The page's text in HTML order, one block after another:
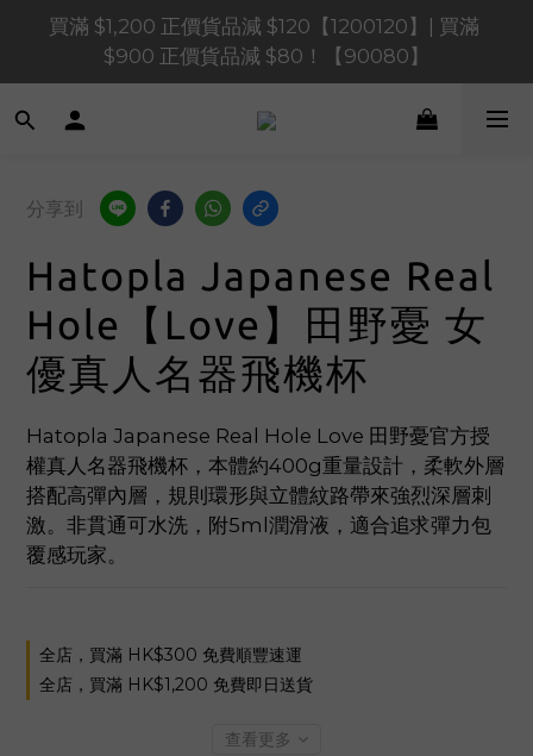
買滿 $1,200 正價貨品減 $120【1200120】| 買滿
$900 正價貨品減 $80！【90080】
買滿 $1,200 正價貨品減 $120【1200120】| 買滿
$900 正價貨品減 $80！【90080】
買滿 $600 正價貨品減 $40【60040】| 買滿 $400 正
📢 系統維護通知 – SHOPLINE Payments FPS將於
2026 年 8 月 9 日（日）凌晨 01:00 至 11:00 暫停交易
買滿 $1,200 正價貨品減 $120【1200120】| 買滿
$900 正價貨品減 $80！【90080】
分享到
Hatopla Japanese Real
Hole【Love】田野憂 女
優真人名器飛機杯
Hatopla Japanese Real Hole Love 田野憂官方授
權真人名器飛機杯，本體約400g重量設計，柔軟外層
搭配高彈內層，規則環形與立體紋路帶來強烈深層刺
激。非貫通可水洗，附5ml潤滑液，適合追求彈力包
覆感玩家。
全店，買滿 HK$300 免費順豐速運
全店，買滿 HK$1,200 免費即日送貨
查看更多